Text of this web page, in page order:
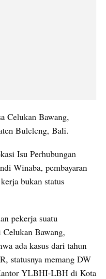
Celukan Bawang,
Buleleng, Bali.
Isu Perhubungan
Winaba, pembayaran
bukan status
pekerja suatu
Bawang,
ada kasus dari tahun
statusnya memang DW
YLBHI-LBH di Kota